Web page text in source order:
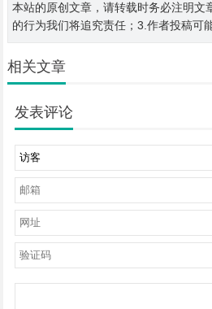
本站的原创文章，请转载时务必注明文
的行为我们将追究责任；3.作者投稿可
相关文章
发表评论